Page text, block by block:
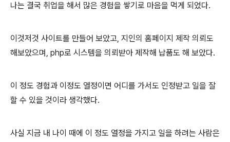
나는 결국 취업을 해서 많은 경험을 쌓기로 마음을 먹게 되었다.
이것저것 사이트를 만들어 보았고, 지인의 홈페이지 제작 의뢰도
해보았으며, php로 시스템을 의뢰받아 제작해 납품도 해 보았다.
이 정도 경험과 이정도 열정이면 어디를 가서도 인정받고 일을 잘
할 수 있을 것이라 생각했다.
사실 지금 내 나이 때에 이 정도 열정을 가지고 일을 하려는 사람은